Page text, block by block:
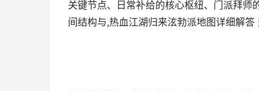
关键节点、日常补给的核心枢纽、门派拜师
间结构与,热血江湖归来泫勃派地图详细解